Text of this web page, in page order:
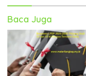
Baca Juga